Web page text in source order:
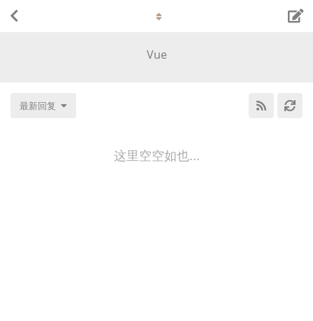
Vue
最新回复
这里空空如也...